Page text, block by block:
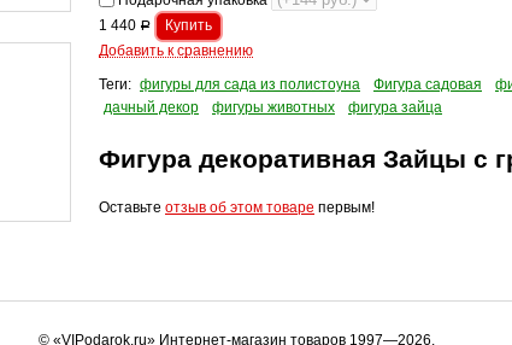
1 440 Р
Добавить к сравнению
Теги: фигуры для сада из полистоуна Фигура садовая
дачный декор
фигуры животных фигура зайца
Фигура декоративная Зайцы с
Оставьте отзыв об этом товаре первым!
© «VIPodarok.ru» Интернет-магазин товаров 1997—2026.